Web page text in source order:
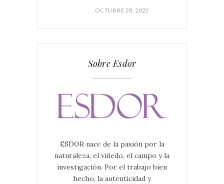
OCTUBRE 28, 2022
Sobre Esdor
ESDOR nace de la pasión por la
naturaleza, el viñedo, el campo y la
investigación. Por el trabajo bien
hecho, la autenticidad y